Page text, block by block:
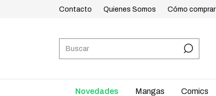
Contacto Quienes Somos Cómo comprar
Novedades Mangas Comics